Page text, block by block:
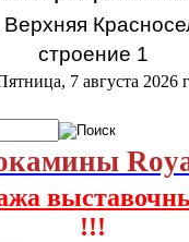
Верхняя
строение 1
7 августа 2026 г
!!!